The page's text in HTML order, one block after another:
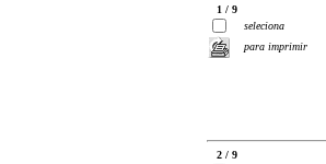
1 / 9
seleciona
para imprimir
2 / 9